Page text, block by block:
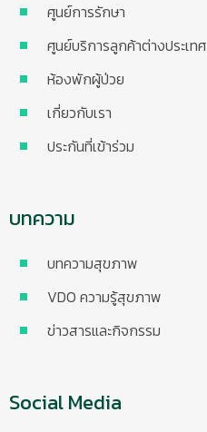
ศูนย์การรักษา
ศูนย์บริการลูกค้าต่างประเทศ
ห้องพักผู้ป่วย
เกี่ยวกับเรา
ประกันที่เข้าร่วม
บทความ
บทความสุขภาพ
VDO ความรู้สุขภาพ
ข่าวสารและกิจกรรม
Social Media